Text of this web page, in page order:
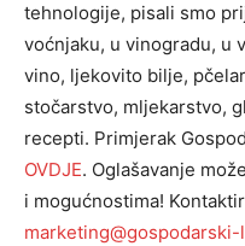
tehnologije, pisali smo
voćnjaku, u vinogradu, u
vino, ljekovito bilje,
stočarstvo, mljekarstvo,
recepti. Primjerak
OVDJE. Oglašavanje
i mogućnostima!